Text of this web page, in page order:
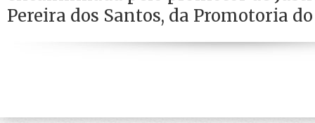
Pereira dos Santos, da Promotoria